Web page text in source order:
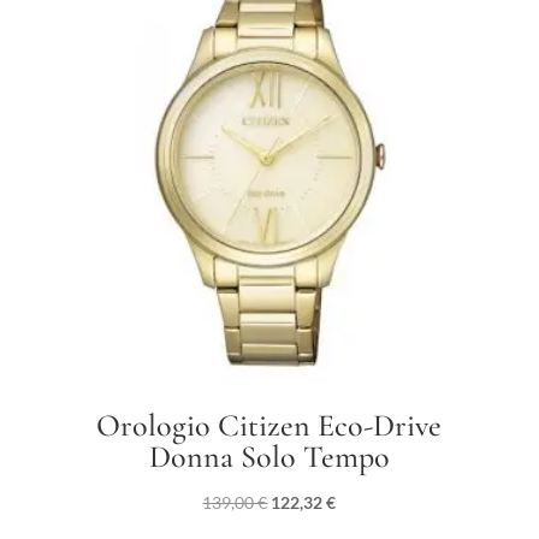
Orologio Citizen Eco-Drive
Donna Solo Tempo
139,00€ Il
122,32€Il